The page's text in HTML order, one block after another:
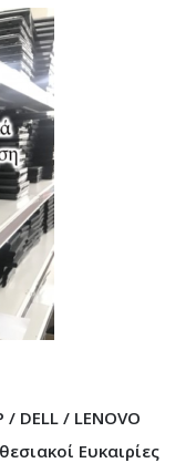
DELL / LENOVO
Ευκαιρίες